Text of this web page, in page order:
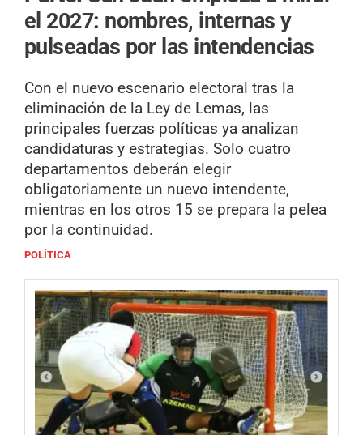
el 2027: nombres, internas y
pulseadas por las intendencias
Con el nuevo escenario electoral tras la
eliminación de la Ley de Lemas, las
principales fuerzas políticas ya analizan
candidaturas y estrategias. Solo cuatro
departamentos deberán elegir
obligatoriamente un nuevo intendente,
mientras en los otros 15 se prepara la pelea
por la continuidad.
POLÍTICA